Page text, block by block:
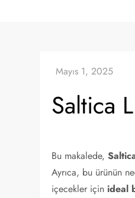
Saltica
Bu makalede,
Ayrıca, bu ürünün
içecekler için ideal